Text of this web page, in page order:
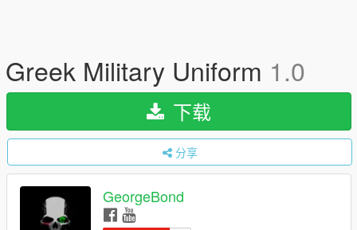
Greek Military Uniform 1.0
下载
分享
GeorgeBond